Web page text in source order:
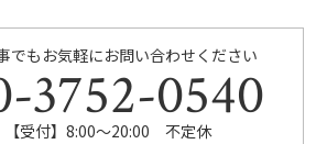
でもお気軽にお問い合わせください
3752-0540
【受付】8:00～20:00 不定休